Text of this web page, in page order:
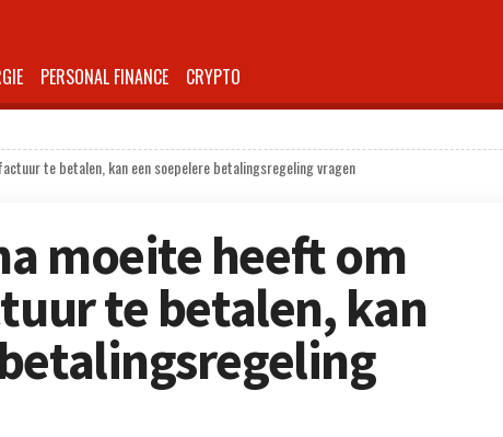
PERSONAL FINANCE CRYPTO
te betalen, kan een soepelere betalingsregeling vragen
moeite heeft om
te betalen, kan